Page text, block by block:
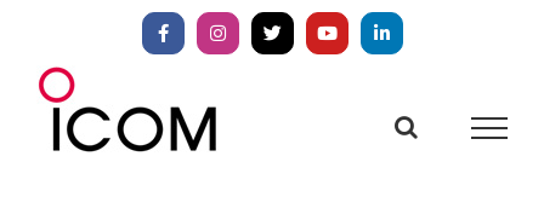
springen
FacebookInstagram
X YouTubeLinkedIn